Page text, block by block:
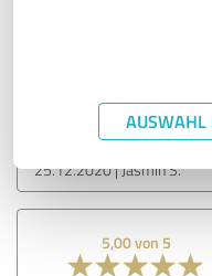
AUSWAHL
Erfahrungsbericht &
Falk Immobilien
25.12.2020 Jasmin S.
5,00 von 5